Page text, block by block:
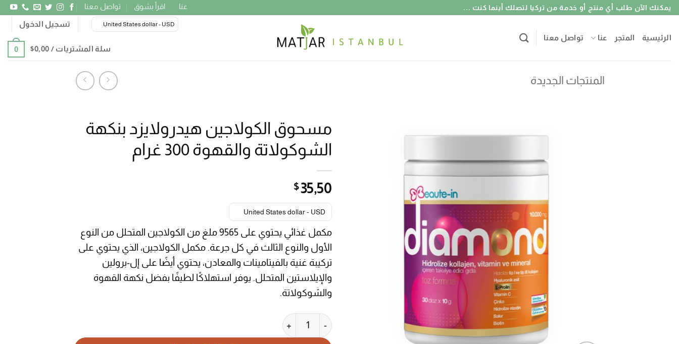
تخطي
يمكنك الآن طلب أي منتج أو خدمة من تركيا لتصلك أينما كنت ... عنا اقرأ بشوق تواصل معنا
الرئيسية المتجر عنا تواصل معنا
United States dollar - USD تسجيل الدخول
سلة المشتريات / $ 0٫00 0
المنتجات الجديدة
مسحوق الكولاجين هيدرولايزد بنكهة
الشوكولاتة والقهوة 300 غرام
$ 35٫50
United States dollar - USD
مكمل غذائي يحتوي على 9565 ملغ من الكولاجين المتحلل من النوع
الأول والنوع الثالث في كل جرعة. مكمل الكولاجين، الذي يحتوي على
تركيبة غنية بالفيتامينات والمعادن، يحتوي أيضًا على إل-برولين
والإيلاستين المتحلل. يوفر استهلاكًا لطيفًا بفضل نكهة القهوة
والشوكولاتة.
كمية مسحوق الكولاجين هيدرولايزد بنكهة الشوكولاتة والقهوة 300 غرام